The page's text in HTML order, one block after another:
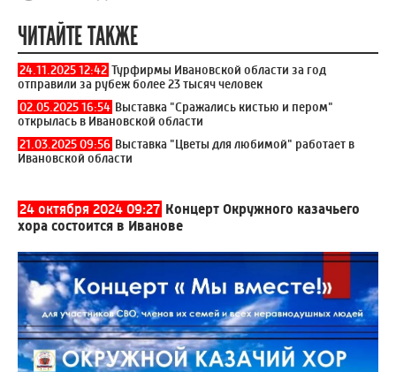
ЧИТАЙТЕ ТАКЖЕ
24.11.2025 12:42 Турфирмы Ивановской области за год
отправили за рубеж более 23 тысяч человек
02.05.2025 16:54 Выставка "Сражались кистью и пером"
открылась в Ивановской области
21.03.2025 09:56 Выставка "Цветы для любимой" работает в
Ивановской области
24 октября 2024 09:27 Концерт Окружного казачьего
хора состоится в Иванове